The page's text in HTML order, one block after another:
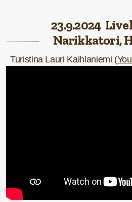
23.9.2024
Narikkatori,
Turistina Lauri Kaihlaniemi (